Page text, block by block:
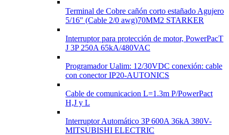
Terminal de Cobre cañón corto estañado Agujero
5/16" (Cable 2/0 awg)70MM2 STARKER
Interruptor para protección de motor, PowerPacT
J 3P 250A 65kA/480VAC
Programador Ualim: 12/30VDC conexión: cable
con conector IP20-AUTONICS
Cable de comunicacion L=1.3m P/PowerPact
H,J y L
Interruptor Automático 3P 600A 36kA 380V-
MITSUBISHI ELECTRIC